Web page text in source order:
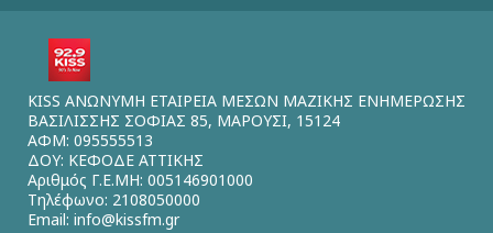
KISS ΑΝΩΝΥΜΗ ΕΤΑΙΡΕΙΑ ΜΕΣΩΝ ΜΑΖΙΚΗΣ ΕΝΗΜΕΡΩΣΗΣ
ΒΑΣΙΛΙΣΣΗΣ ΣΟΦΙΑΣ 85, ΜΑΡΟΥΣΙ, 15124
ΑΦΜ: 095555513
ΔΟΥ: ΚΕΦΟΔΕ ΑΤΤΙΚΗΣ
Αριθμός Γ.Ε.ΜΗ: 005146901000
Τηλέφωνο: 2108050000
Email: info@kissfm.gr